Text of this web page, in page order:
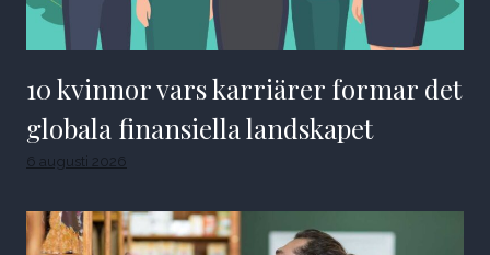
10 kvinnor vars karriärer formar det
globala finansiella landskapet
6 augusti 2026